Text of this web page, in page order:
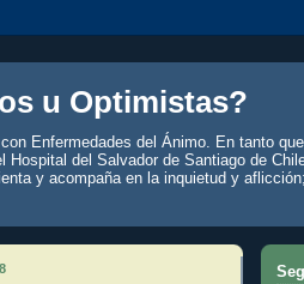
u Optimistas?
Enfermedades del Ánimo. En tanto
Hospital del Salvador de Santiago de
y acompaña en la inquietud y